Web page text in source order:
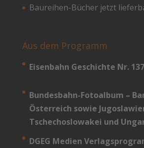
Baureihen-Bücher jetzt
Aus dem Programm
Eisenbahn Geschichte Nr. 137
Bundesbahn-­Fotoalbum –
Österreich sowie
Tschechoslowakei und
DGEG Medien